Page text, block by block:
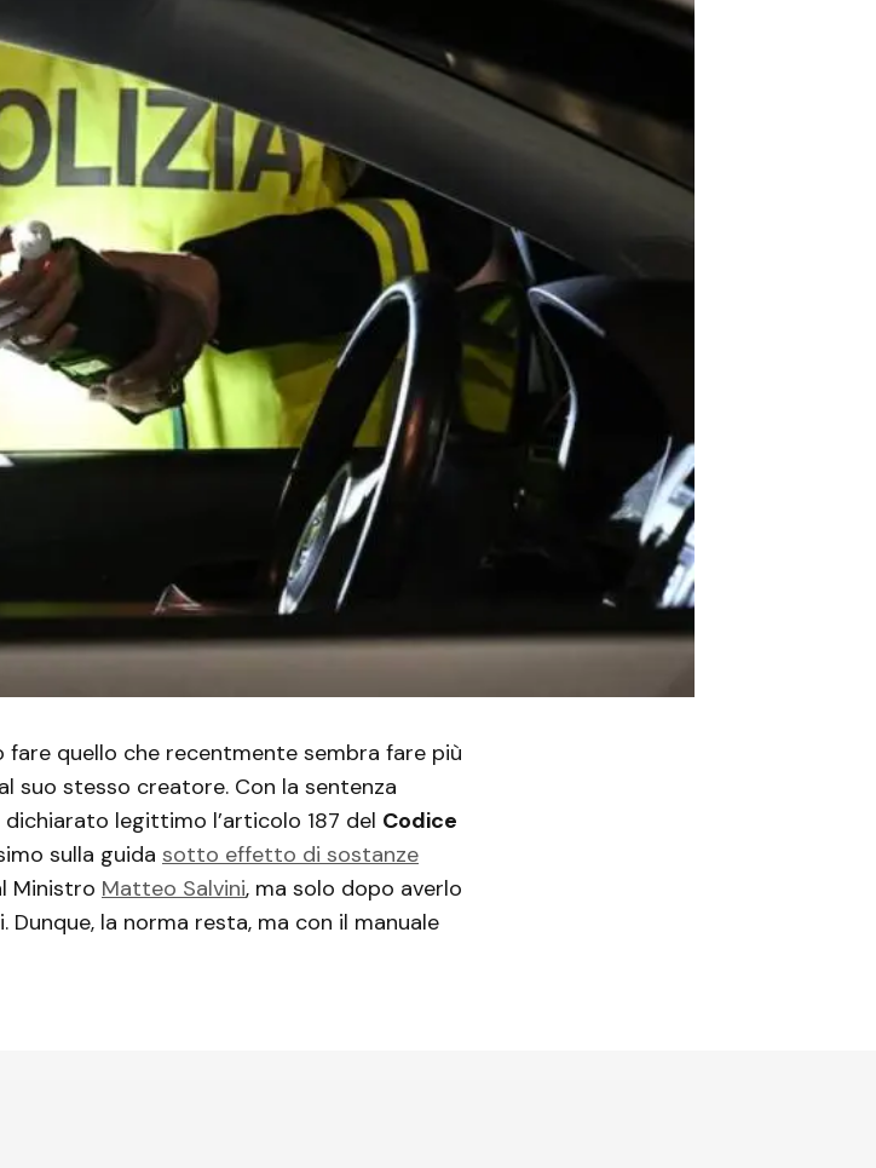
fare quello che recentmente sembra fare più
suo stesso creatore. Con la sentenza
legittimo l’articolo 187 del Codice
sulla guida sotto effetto di sostanze
Ministro Matteo Salvini, ma solo dopo averlo
la norma resta, ma con il manuale